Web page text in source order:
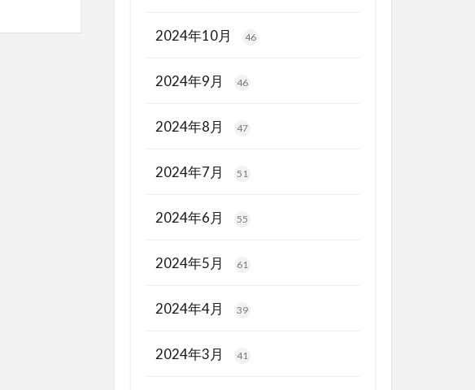
2024年10月 46
2024年9月 46
2024年8月 47
2024年7月 51
2024年6月 55
2024年5月 61
2024年4月 39
2024年3月 41